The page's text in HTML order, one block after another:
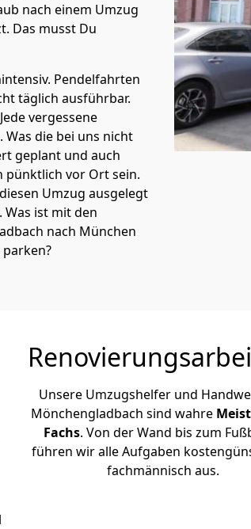
nach einem Umzug
Das musst Du
Pendelfahrten
täglich ausführbar.
vergessene
die bei uns nicht
geplant und auch
pünktlich vor Ort sein.
Umzug ausgelegt
Was ist mit den
nach München
Unsere Umzugshelfer und
Mönchen­gladbach sind wahre
Fachs. Von der Wand bis zum
führen wir alle Aufgaben
fachmännisch aus.